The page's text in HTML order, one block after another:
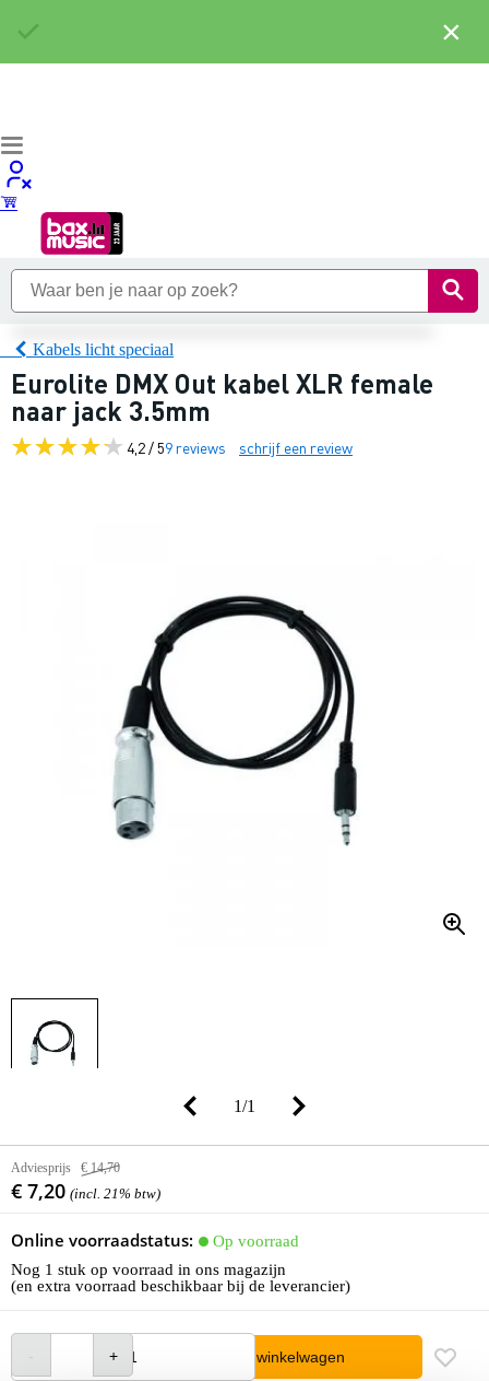
Kabels licht speciaal
Eurolite DMX Out kabel XLR female
naar jack 3.5mm
4,2 / 59 reviews schrijf een review
1/1
Adviesprijs € 14,70
€ 7,20 (incl. 21% btw)
Online voorraadstatus:
Op voorraad
Nog 1 stuk op voorraad in ons magazijn
(en extra voorraad beschikbaar bij de leverancier)
In winkelwagen
×